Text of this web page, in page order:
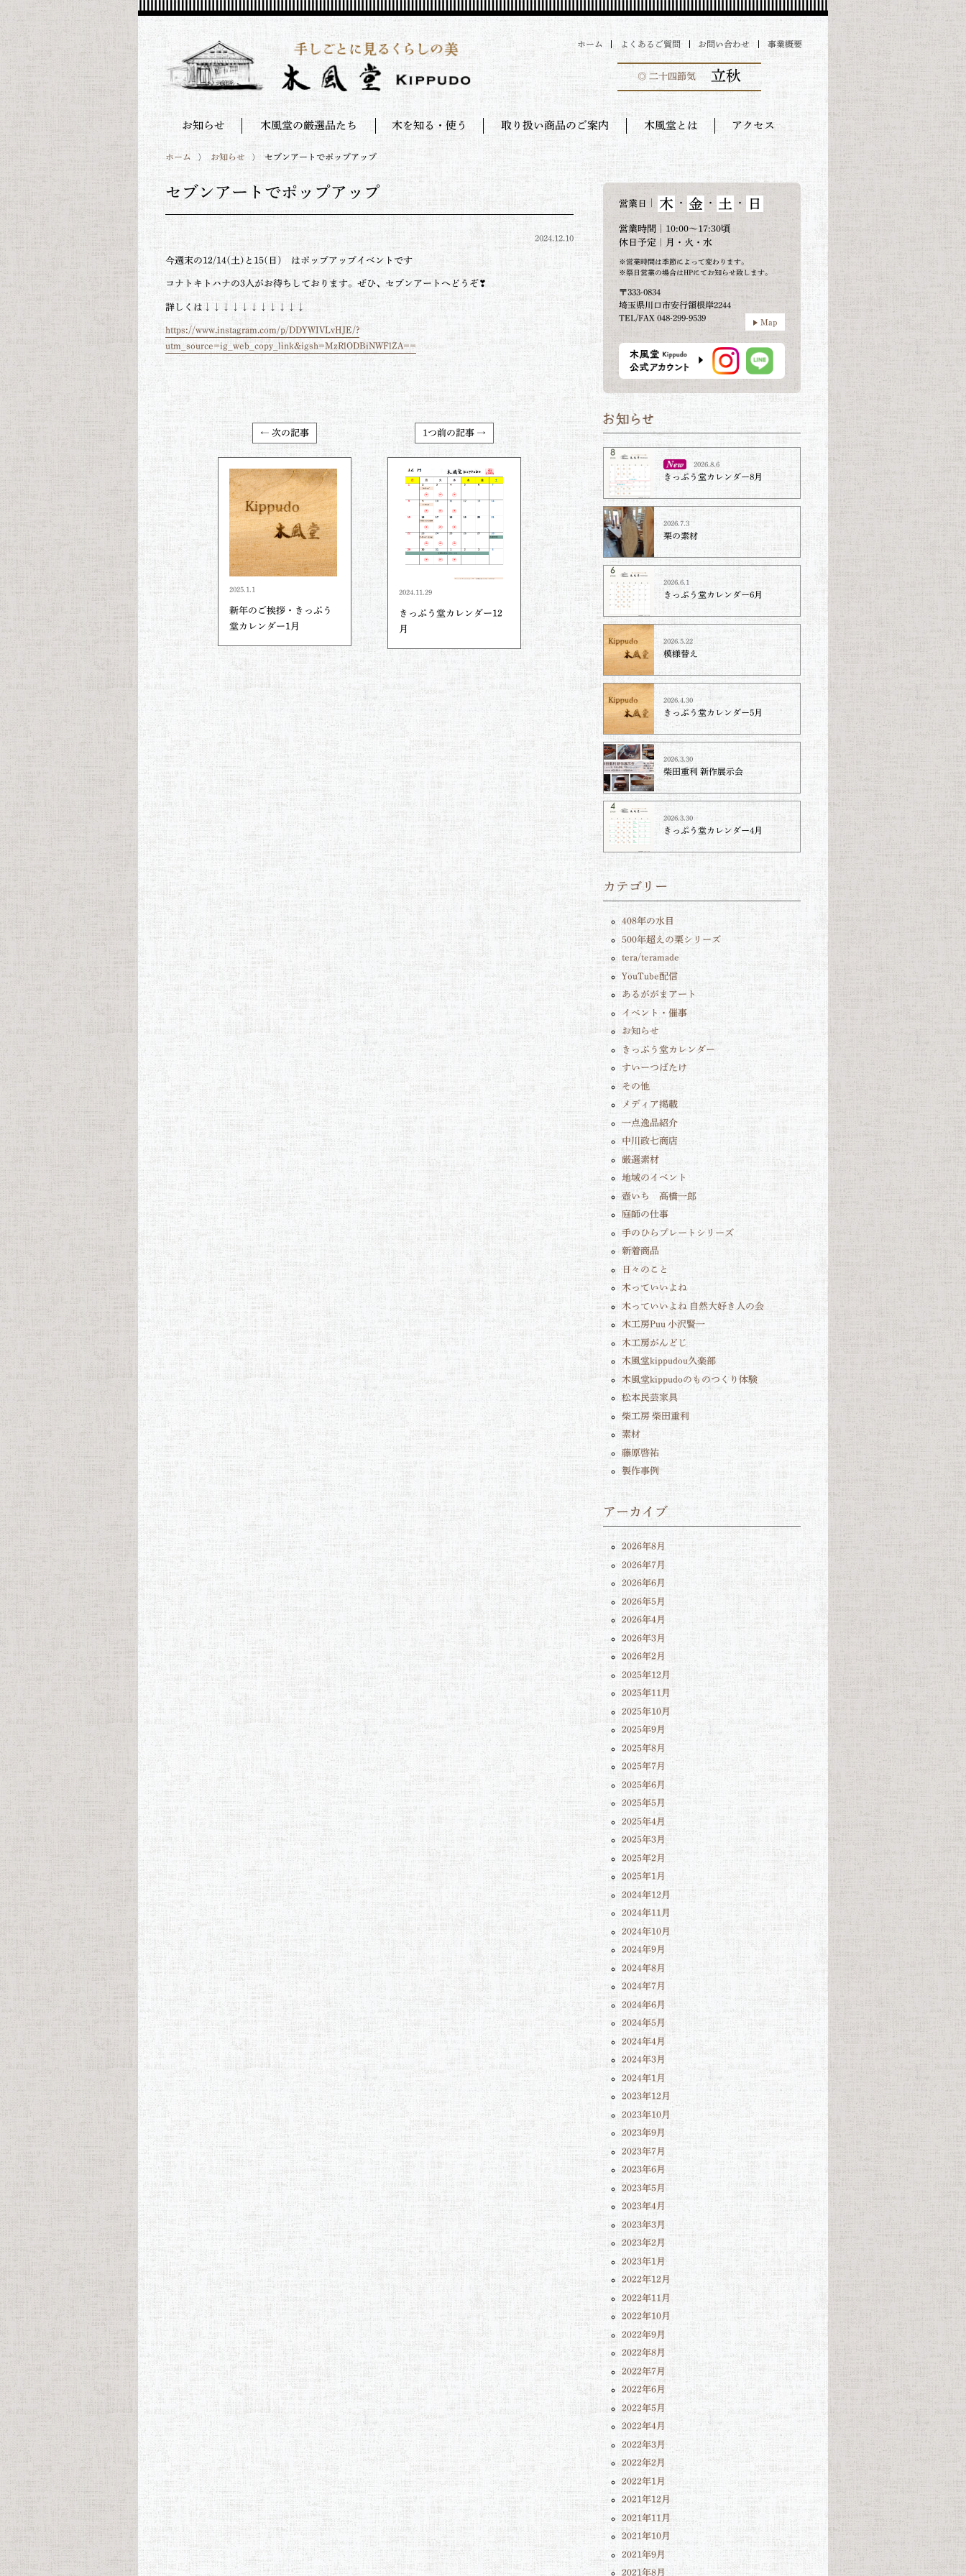
ホーム よくあるご質問 お問い合わせ 事業概要
◎ 二十四節気 立秋
お知らせ 木風堂の厳選品たち 木を知る・使う 取り扱い商品のご案内 木風堂とは アクセス
ホーム お知らせ セブンアートでポップアップ
セブンアートでポップアップ
2024.12.10
今週末の12/14(土)と15(日) はポップアップイベントです
コナトキトハナの3人がお待ちしております。ぜひ、セブンアートへどうぞ❣
詳しくは↓↓↓↓↓↓↓↓↓↓↓
https://www.instagram.com/p/DDYWIVLvHJE/?
utm_source=ig_web_copy_link&igsh=MzRlODBiNWFlZA==
← 次の記事
2025.1.1
新年のご挨拶・きっぷう
堂カレンダー1月
1つ前の記事 →
2024.11.29
きっぷう堂カレンダー12
月
営業日 木 ・ 金 ・ 土 ・ 日
営業時間｜10:00～17:30頃
休日予定｜月・火・水
※営業時間は季節によって変わります。
※祭日営業の場合はHPにてお知らせ致します。
〒333-0834
埼玉県川口市安行領根岸2244
TEL/FAX 048-299-9539
Map
2026.8.6
きっぷう堂カレンダー8月
2026.7.3
栗の素材
2026.6.1
きっぷう堂カレンダー6月
2026.5.22
模様替え
2026.4.30
きっぷう堂カレンダー5月
2026.3.30
柴田重利 新作展示会
2026.3.30
きっぷう堂カレンダー4月
カテゴリー
408年の水目
500年超えの栗シリーズ
tera/teramade
YouTube配信
あるががまアート
イベント・催事
お知らせ
きっぷう堂カレンダー
すいーつばたけ
その他
メディア掲載
一点逸品紹介
中川政七商店
厳選素材
地域のイベント
壺いち 髙橋一郎
庭師の仕事
手のひらプレートシリーズ
新着商品
日々のこと
木っていいよね
木っていいよね 自然大好き人の会
木工房Puu 小沢賢一
木工房がんどじ
木風堂kippudou久楽部
木風堂kippudoのものつくり体験
松本民芸家具
柴工房 柴田重利
素材
藤原啓祐
製作事例
アーカイブ
2026年8月
2026年7月
2026年6月
2026年5月
2026年4月
2026年3月
2026年2月
2025年12月
2025年11月
2025年10月
2025年9月
2025年8月
2025年7月
2025年6月
2025年5月
2025年4月
2025年3月
2025年2月
2025年1月
2024年12月
2024年11月
2024年10月
2024年9月
2024年8月
2024年7月
2024年6月
2024年5月
2024年4月
2024年3月
2024年1月
2023年12月
2023年10月
2023年9月
2023年7月
2023年6月
2023年5月
2023年4月
2023年3月
2023年2月
2023年1月
2022年12月
2022年11月
2022年10月
2022年9月
2022年8月
2022年7月
2022年6月
2022年5月
2022年4月
2022年3月
2022年2月
2022年1月
2021年12月
2021年11月
2021年10月
2021年9月
2021年8月